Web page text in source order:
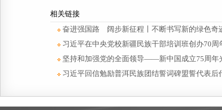
相关链接
奋进强国路 阔步新征程丨不断书写新的绿色
习近平在中央党校新疆民族干部培训班创办70
坚持和加强党的全面领导——新中国成立75周年
习近平回信勉励普洱民族团结誓词碑盟誓代表后